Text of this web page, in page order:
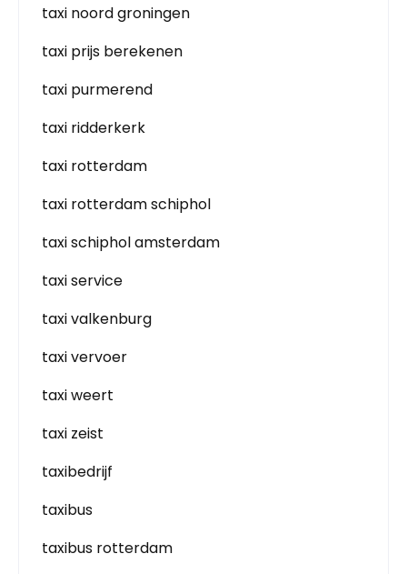
taxi noord groningen
taxi prijs berekenen
taxi purmerend
taxi ridderkerk
taxi rotterdam
taxi rotterdam schiphol
taxi schiphol amsterdam
taxi service
taxi valkenburg
taxi vervoer
taxi weert
taxi zeist
taxibedrijf
taxibus
taxibus rotterdam